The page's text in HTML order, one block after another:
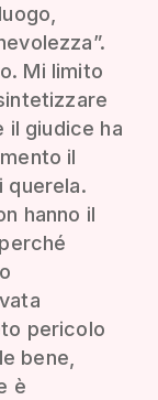
Mi limito
il giudice ha
il
querela.
hanno il
pericolo
bene,
è